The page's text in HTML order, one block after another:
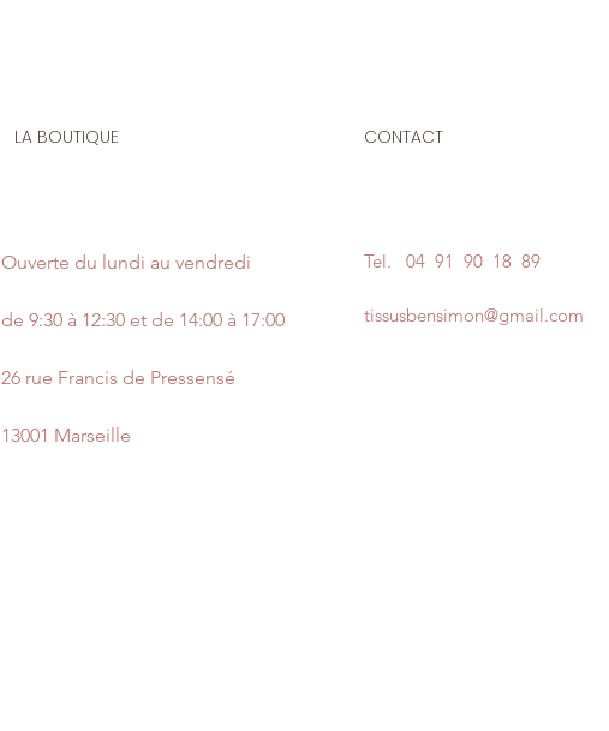
LA BOUTIQUE
Ouverte du lundi au vendredi
de 9:30 à 12:30 et de 14:00 à 17:00
26 rue Francis de Pressensé
13001 Marseille
CONTACT
Tel. 04 91 90 18 89
tissusbensimon@gmail.com